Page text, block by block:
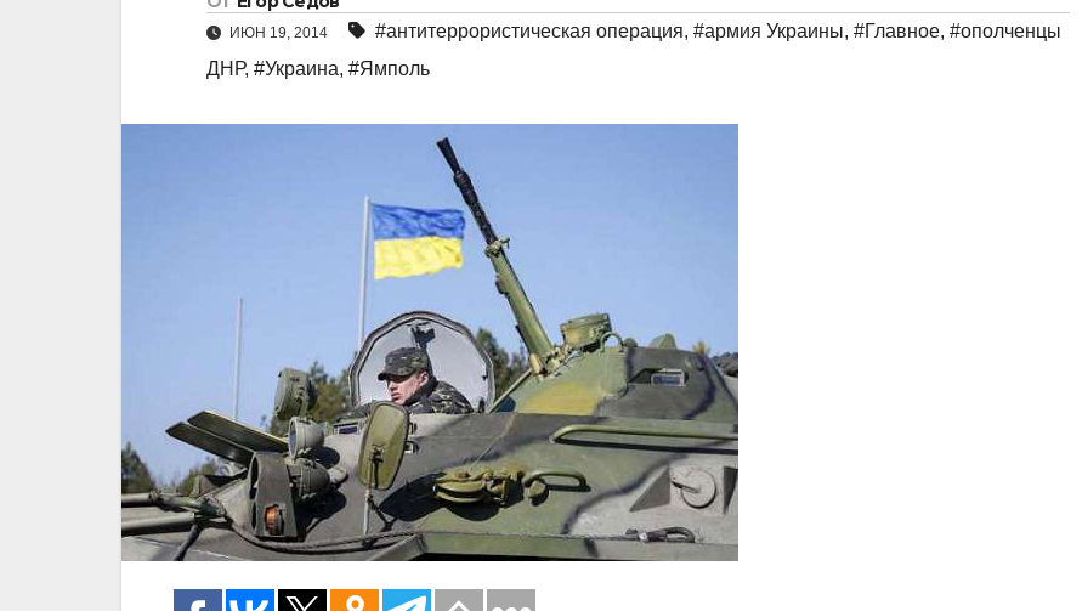
ИЮН 19, 2014 #антитеррористическая операция, #армия Украины, #Главное, #ополченцы
ДНР, #Украинa, #Ямполь